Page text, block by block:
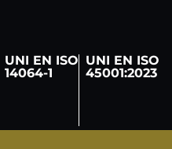
UNI EN ISO
14064-1
UNI EN ISO
45001:2023